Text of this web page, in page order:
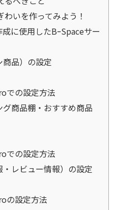
いを作ってみよう！
に使用したBｰSpaceサー
商品）の設定
での設定方法
商品棚・おすすめ商品
での設定方法
レビュー情報）の設定
の設定方法